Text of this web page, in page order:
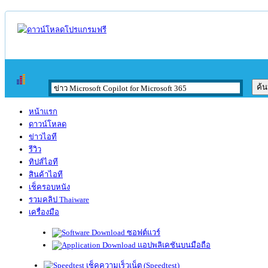
หน้าแรก
ดาวน์โหลด
ข่าวไอที
รีวิว
ทิปส์ไอที
สินค้าไอที
เช็ครอบหนัง
รวมคลิป Thaiware
เครื่องมือ
ซอฟต์แวร์
แอปพลิเคชันบนมือถือ
เช็คความเร็วเน็ต (Speedtest)